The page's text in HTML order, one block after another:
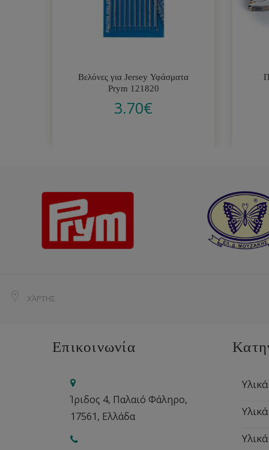
Βελόνες για Jersey Υφάσματα
Prym 121820
3.70€
ΧΆΡΤΗΣ
Επικοινωνία
Ίριδος 4, Παλαιό Φάληρο,
17561, Ελλάδα